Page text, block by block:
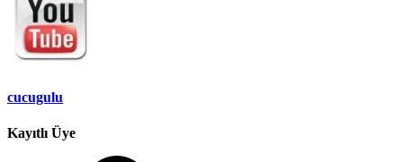
cucugulu
Kayıtlı Üye